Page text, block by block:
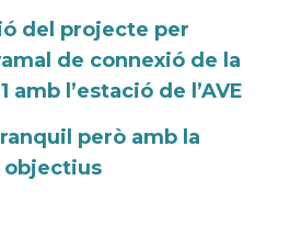
del projecte per
de connexió de la
amb l’estació de l’AVE
però amb la
objectius